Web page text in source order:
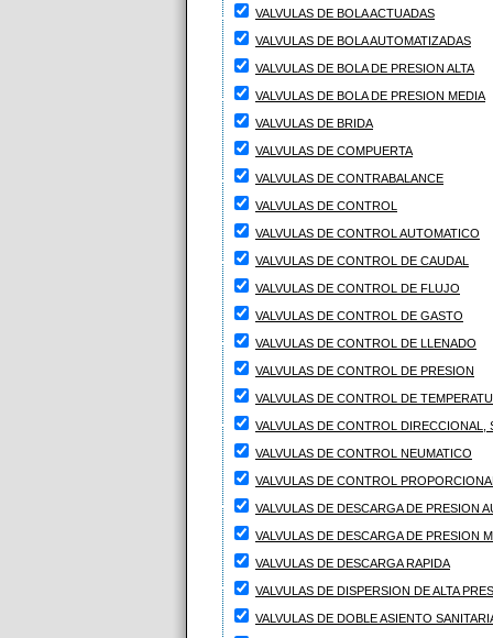
VALVULAS DE BOLA ACTUADAS
VALVULAS DE BOLA AUTOMATIZADAS
VALVULAS DE BOLA DE PRESION ALTA
VALVULAS DE BOLA DE PRESION MEDIA
VALVULAS DE BRIDA
VALVULAS DE COMPUERTA
VALVULAS DE CONTRABALANCE
VALVULAS DE CONTROL
VALVULAS DE CONTROL AUTOMATICO
VALVULAS DE CONTROL DE CAUDAL
VALVULAS DE CONTROL DE FLUJO
VALVULAS DE CONTROL DE GASTO
VALVULAS DE CONTROL DE LLENADO
VALVULAS DE CONTROL DE PRESION
VALVULAS DE CONTROL DE
VALVULAS DE CONTROL DIRECCIONAL,
VALVULAS DE CONTROL NEUMATICO
VALVULAS DE CONTROL
VALVULAS DE DESCARGA DE PRESION
VALVULAS DE DESCARGA DE PRESION
VALVULAS DE DESCARGA RAPIDA
VALVULAS DE DISPERSION DE ALTA
VALVULAS DE DOBLE ASIENTO